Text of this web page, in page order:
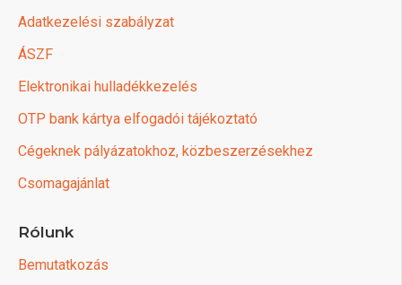
Adatkezelési szabályzat
ÁSZF
Elektronikai hulladékkezelés
OTP bank kártya elfogadói tájékoztató
Cégeknek pályázatokhoz, közbeszerzésekhez
Csomagajánlat
Rólunk
Bemutatkozás